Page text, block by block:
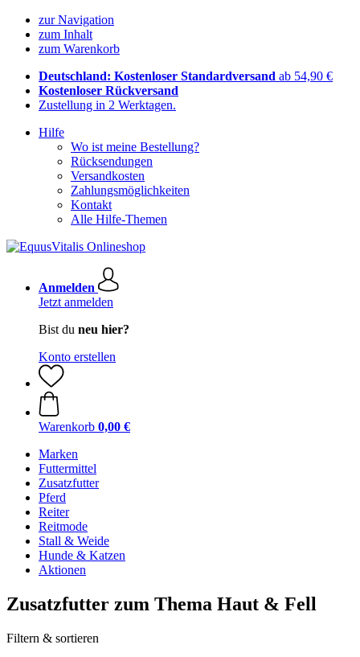
zur Navigation
zum Inhalt
zum Warenkorb
Deutschland: Kostenloser Standardversand ab 54,90 €
Kostenloser Rückversand
Zustellung in 2 Werktagen.
Hilfe
Wo ist meine Bestellung?
Rücksendungen
Versandkosten
Zahlungsmöglichkeiten
Kontakt
Alle Hilfe-Themen
Anmelden
Jetzt anmelden
Bist du neu hier?
Konto erstellen
Warenkorb 0,00 €
Marken
Futtermittel
Zusatzfutter
Pferd
Reiter
Reitmode
Stall & Weide
Hunde & Katzen
Aktionen
Zusatzfutter zum Thema Haut & Fell
Filtern & sortieren